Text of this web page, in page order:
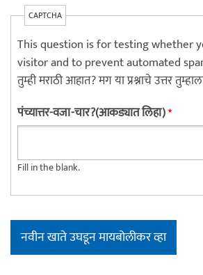
CAPTCHA
This question is for testing whether
visitor and to prevent automated
तुम्ही मराठी आहात? मग या प्रश्नाचे उत्तर
पंच्यात्तर-वजा-चार?(आकड्यात लिहा)*
Fill in the blank.